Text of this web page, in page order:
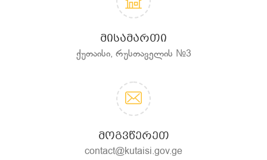
ᲛᲘᲡᲐᲛᲐᲠᲗᲘ
ქუთაისი, რუსთაველის №3
ᲛᲝᲒᲕᲬᲔᲠᲔᲗ
contact@kutaisi.gov.ge